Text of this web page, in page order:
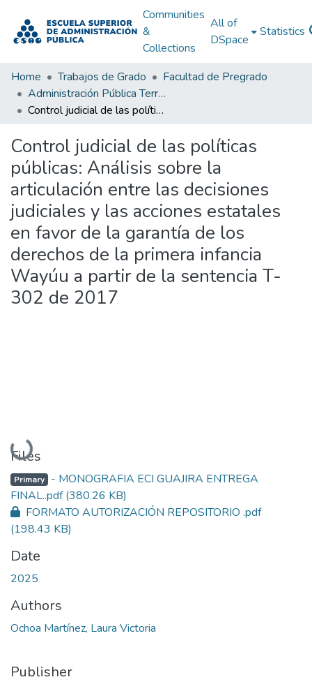
Communities
&
Collections
All of
DSpace
Statistics
Home Trabajos de Grado
Facultad de Pregrado
Administración Pública Territorial (APT)
Control judicial de las políticas públicas: Análisis sobre la articulación entre las decisiones judiciales y las acciones estatales en favor de la garantía de los derechos de la primera infancia Wayúu a partir de la sentencia T-302 de 2017
Control judicial de las políticas
públicas: Análisis sobre la
articulación entre las decisiones
judiciales y las acciones estatales
en favor de la garantía de los
derechos de la primera infancia
Wayúu a partir de la sentencia T-
302 de 2017
Loading...
Files
Primary - MONOGRAFIA ECI GUAJIRA ENTREGA
FINAL..pdf(380.26 KB)
FORMATO AUTORIZACIÓN REPOSITORIO .pdf
(198.43 KB)
Date
2025
Authors
Ochoa Martínez, Laura Victoria
Publisher